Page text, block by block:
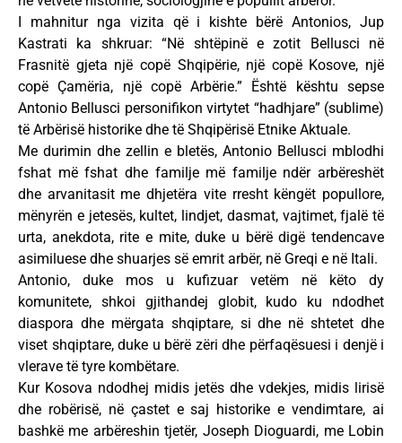
I mahnitur nga vizita që i kishte bërë Antonios, Jup
Kastrati ka shkruar: “Në shtëpinë e zotit Bellusci në
Frasnitë gjeta një copë Shqipërie, një copë Kosove, një
copë Çamëria, një copë Arbërie.” Është kështu sepse
Antonio Bellusci personifikon virtytet “hadhjare” (sublime)
të Arbërisë historike dhe të Shqipërisë Etnike Aktuale.
Me durimin dhe zellin e bletës, Antonio Bellusci mblodhi
fshat më fshat dhe familje më familje ndër arbëreshët
dhe arvanitasit me dhjetëra vite rresht këngët popullore,
mënyrën e jetesës, kultet, lindjet, dasmat, vajtimet, fjalë të
urta, anekdota, rite e mite, duke u bërë digë tendencave
asimiluese dhe shuarjes së emrit arbër, në Greqi e në Itali.
Antonio, duke mos u kufizuar vetëm në këto dy
komunitete, shkoi gjithandej globit, kudo ku ndodhet
diaspora dhe mërgata shqiptare, si dhe në shtetet dhe
viset shqiptare, duke u bërë zëri dhe përfaqësuesi i denjë i
vlerave të tyre kombëtare.
Kur Kosova ndodhej midis jetës dhe vdekjes, midis lirisë
dhe robërisë, në çastet e saj historike e vendimtare, ai
bashkë me arbëreshin tjetër, Joseph Dioguardi, me Lobin